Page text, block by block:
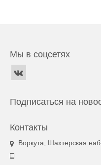
Мы в соцсетях
Подписаться на
Контакты
Воркута, Шахтерская